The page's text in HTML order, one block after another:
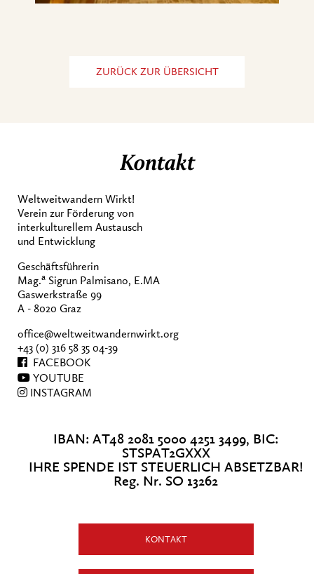
ZURÜCK ZUR ÜBERSICHT
Kontakt
Weltweitwandern Wirkt!
Verein zur Förderung von
interkulturellem Austausch
und Entwicklung
Geschäftsführerin
Mag.a Sigrun Palmisano, E.MA
Gaswerkstraße 99
A - 8020 Graz
office@weltweitwandernwirkt.org
+43 (0) 316 58 35 04-39
FACEBOOK
YOUTUBE
INSTAGRAM
IBAN: AT48 2081 5000 4251 3499, BIC:
STSPAT2GXXX
IHRE SPENDE IST STEUERLICH ABSETZBAR!
Reg. Nr. SO 13262
KONTAKT